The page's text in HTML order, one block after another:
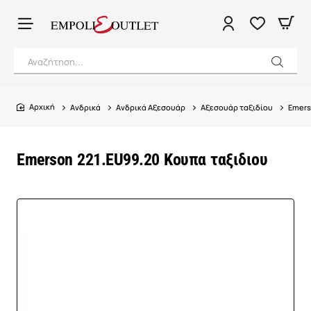
Αναζήτηση...
Emerson 221.EU99.20 Κουπα ταξιδιου
home
Ανδρικά Ανδρικά Αξεσουάρ Αξεσουάρ ταξιδίου